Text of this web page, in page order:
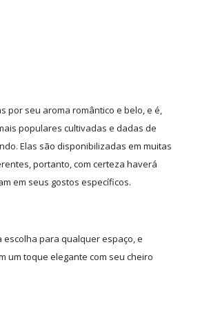
por seu aroma romântico e belo, e é,
populares cultivadas e dadas de
Elas são disponibilizadas em muitas
portanto, com certeza haverá
em seus gostos específicos.
escolha para qualquer espaço, e
um toque elegante com seu cheiro